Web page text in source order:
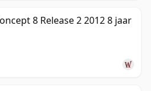
8 Release 2 2012 8 jaar